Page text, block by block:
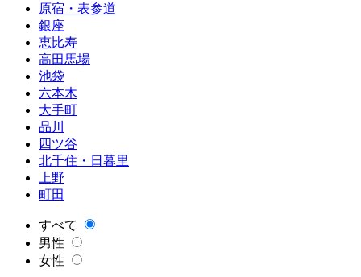
原宿・表参道
銀座
恵比寿
高田馬場
池袋
六本木
大手町
品川
四ツ谷
北千住・日暮里
上野
町田
すべて
男性
女性